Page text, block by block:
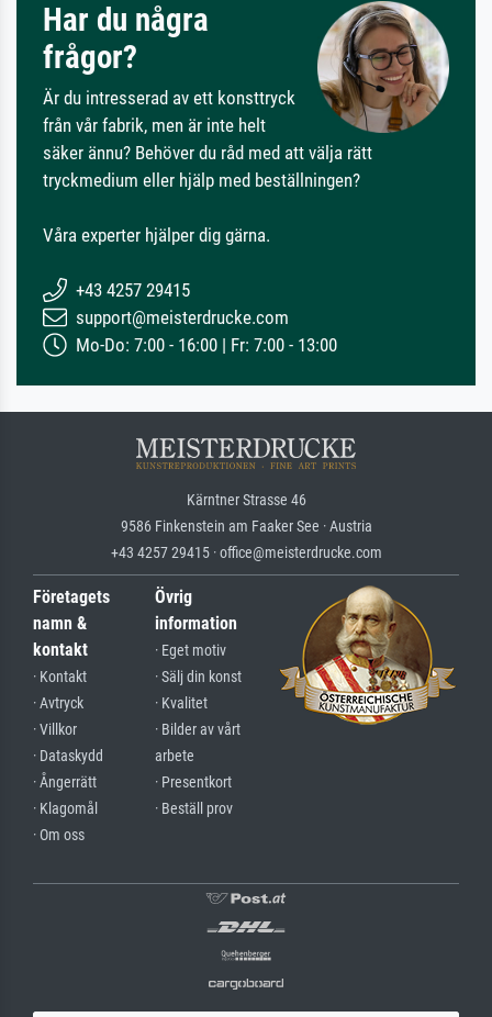
Har du några
frågor?
Är du intresserad av ett konsttryck
från vår fabrik, men är inte helt
säker ännu? Behöver du råd med att välja rätt
tryckmedium eller hjälp med beställningen?
Våra experter hjälper dig gärna.
+43 4257 29415
support@meisterdrucke.com
Mo-Do: 7:00 - 16:00 | Fr: 7:00 - 13:00
Kärntner Strasse 46
9586 Finkenstein am Faaker See · Austria
+43 4257 29415 · office@meisterdrucke.com
Företagets
namn &
kontakt
· Kontakt
· Avtryck
· Villkor
· Dataskydd
· Ångerrätt
· Klagomål
· Om oss
Övrig
information
· Eget motiv
· Sälj din konst
· Kvalitet
· Bilder av vårt
arbete
· Presentkort
· Beställ prov